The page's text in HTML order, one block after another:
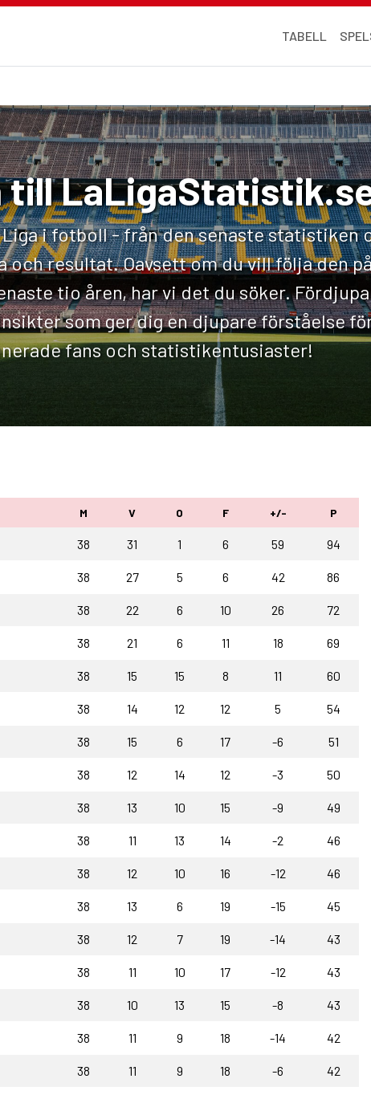
TABELL
till
i fotboll - från den senaste statistiken
och resultat. Oavsett om du vill följa den
tio åren, har vi det du söker.
som ger dig en djupare förståelse
fans och statistikentusiaster!
M V O F +/- P
38 31 1 6 59 94
38 27 5 6 42 86
38 22 6 10 26 72
38 21 6 11 18 69
38 15 15 8 11 60
38 14 12 12 5 54
38 15 6 17 -6 51
38 12 14 12 -3 50
38 13 10 15 -9 49
38 11 13 14 -2 46
38 12 10 16 -12 46
38 13 6 19 -15 45
38 12 7 19 -14 43
38 11 10 17 -12 43
38 10 13 15 -8 43
38 11 9 18 -14 42
38 11 9 18 -6 42